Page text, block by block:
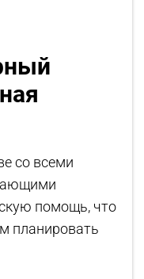
со всеми
помощь, что
планировать